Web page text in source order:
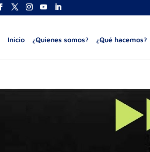
Inicio ¿Quienes somos? ¿Qué hacemos?